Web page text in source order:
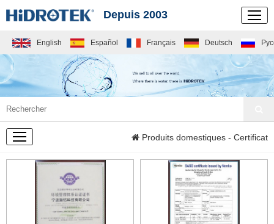
Depuis 2003
English Español Français Deutsch
SOCIÉTÉ
Produits domestiques - Certificat